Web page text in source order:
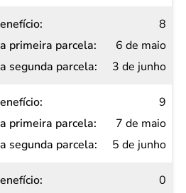
8
6 de maio
3 de junho
9
7 de maio
5 de junho
0